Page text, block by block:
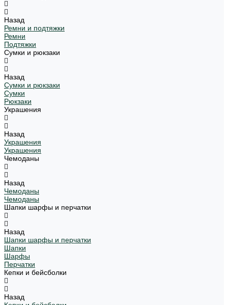
Назад
Ремни и подтяжки
Ремни
Подтяжки
Сумки и рюкзаки
Назад
Сумки и рюкзаки
Сумки
Рюкзаки
Украшения
Назад
Украшения
Украшения
Чемоданы
Назад
Чемоданы
Чемоданы
Шапки шарфы и перчатки
Назад
Шапки шарфы и перчатки
Шапки
Шарфы
Перчатки
Кепки и бейсболки
Назад